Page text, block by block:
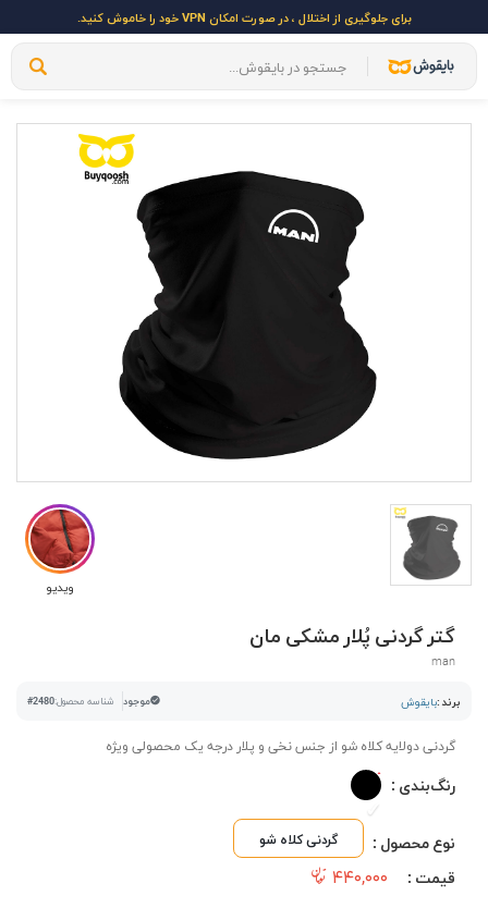
برای جلوگیری از اختلال ، در صورت امکان VPN خود را خاموش کنید.
ویدیو
گتر گردنی پُلار مشکی مان
man
برند :بایقوش موجود شناسه محصول:#2480
گردنی دولایه کلاه شو از جنس نخی و پلار درجه یک محصولی ویژه
رنگ‌بندی :
نوع محصول : گردنی کلاه شو
قیمت : ۴۴۰,۰۰۰